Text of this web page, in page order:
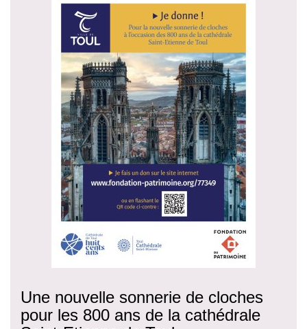
Une nouvelle sonnerie de cloches
pour les 800 ans de la cathédrale